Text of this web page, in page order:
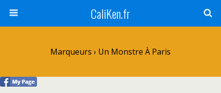
CaliKen.fr
Marqueurs › Un Monstre À Paris